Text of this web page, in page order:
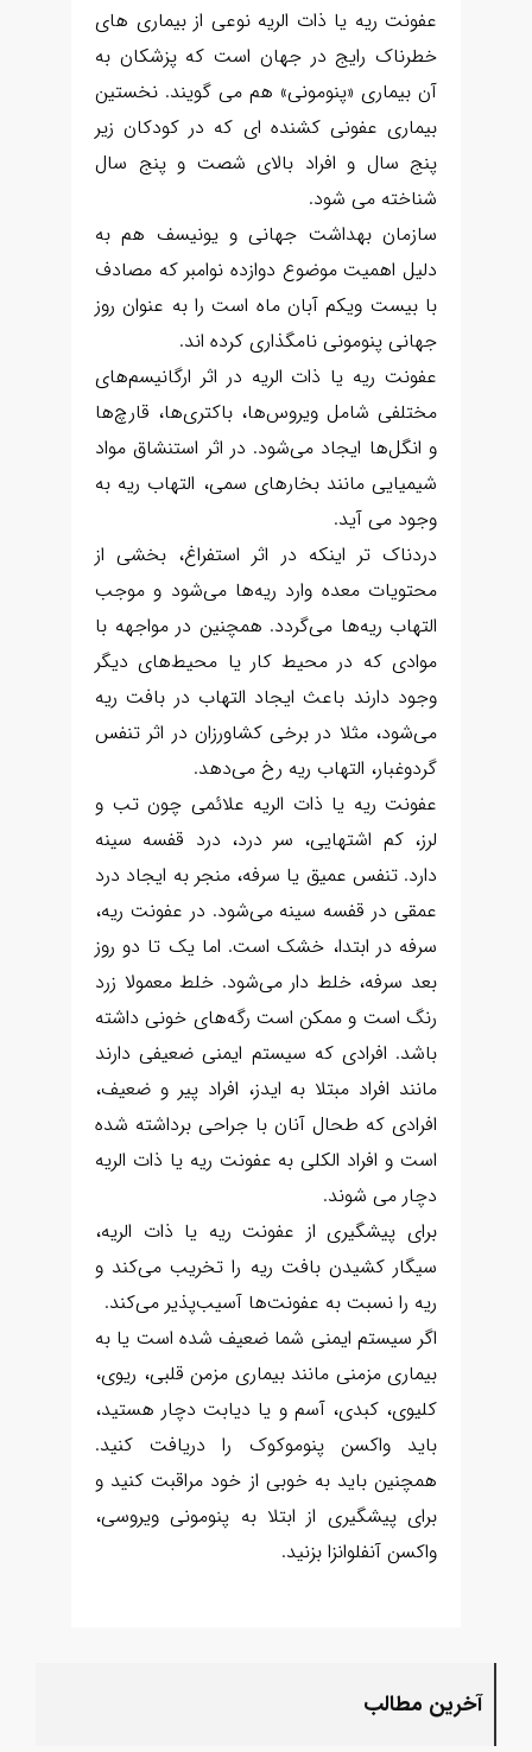
عفونت ریه یا ذات الریه نوعی از بیماری های
خطرناک رایج در جهان است که پزشکان به
آن بیماری «پنومونی» هم می گویند. نخستین
بیماری عفونی کشنده ای که در کودکان زیر
پنج سال و افراد بالای شصت و پنج سال
شناخته می شود.
سازمان بهداشت جهانی و یونیسف هم به
دلیل اهمیت موضوع دوازده نوامبر که مصادف
با بیست ویکم آبان ماه است را به عنوان روز
جهانی پنومونی نامگذاری کرده اند.
عفونت ریه یا ذات الریه در اثر ارگانیسم‌های
مختلفی شامل ویروس‌ها، باکتری‌ها، قارچ‌ها
و انگل‌ها ایجاد می‌شود. در اثر استنشاق مواد
شیمیایی مانند بخارهای سمی، التهاب ریه به
وجود می آید.
دردناک تر اینکه در اثر استفراغ، بخشی از
محتویات معده وارد ریه‌ها می‌شود و موجب
التهاب ریه‌ها می‌گردد. همچنین در مواجهه با
موادی که در محیط کار یا محیط‌های دیگر
وجود دارند باعث ایجاد التهاب در بافت ریه
می‌شود، مثلا در برخی کشاورزان در اثر تنفس
گردوغبار، التهاب ریه رخ می‌دهد.
عفونت ریه یا ذات الریه علائمی چون تب و
لرز، کم اشتهایی، سر درد، درد قفسه سینه
دارد. تنفس عمیق یا سرفه، منجر به ایجاد درد
عمقی در قفسه سینه می‌شود. در عفونت ریه،
سرفه در ابتدا، خشک است. اما یک تا دو روز
بعد سرفه، خلط‌ دار می‌شود. خلط معمولا زرد
رنگ است و ممکن است رگه‌های خونی داشته
باشد. افرادی که سیستم ایمنی ضعیفی دارند
مانند افراد مبتلا به ایدز، افراد پیر و ضعیف،
افرادی که طحال آنان با جراحی برداشته شده
است و افراد الکلی به عفونت ریه یا ذات الریه
دچار می شوند.
برای پیشگیری از عفونت ریه یا ذات الریه،
سیگار کشیدن بافت ریه را تخریب می‌کند و
ریه را نسبت به عفونت‌ها آسیب‌پذیر می‌کند.
اگر سیستم ایمنی شما ضعیف شده است یا به
بیماری مزمنی مانند بیماری مزمن قلبی، ریوی،
کلیوی، کبدی، آسم و یا دیابت دچار هستید،
باید واکسن پنوموکوک را دریافت کنید.
همچنین باید به خوبی از خود مراقبت کنید و
برای پیشگیری از ابتلا به پنومونی ویروسی،
واکسن آنفلوانزا بزنید.
آخرین مطالب